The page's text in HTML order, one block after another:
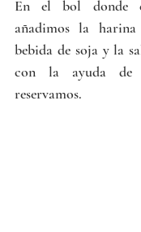
En el bol donde
añadimos la
bebida de soja y la
con la ayuda de
reservamos.